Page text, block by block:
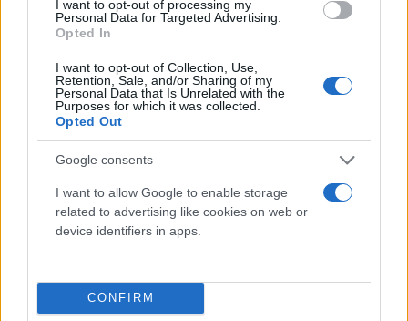
I want to opt-out of processing my
Personal Data for Targeted Advertising.
Opted In
I want to opt-out of Collection, Use,
Retention, Sale, and/or Sharing of my
Personal Data that Is Unrelated with the
Purposes for which it was collected.
Opted Out
Google consents
I want to allow Google to enable storage
related to advertising like cookies on web or
device identifiers in apps.
CONFIRM
«Δεν μπορείτε να αλλάζετε συνεχώς ιδέες, για να
την δύναμη να κάνετε κάτι το διαφορετικό», τόνισε